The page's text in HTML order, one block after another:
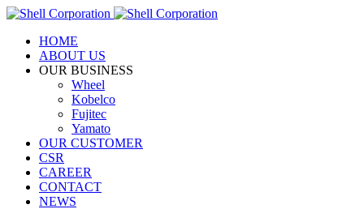
HOME
ABOUT US
OUR BUSINESS
Wheel
Kobelco
Fujitec
Yamato
OUR CUSTOMER
CSR
CAREER
CONTACT
NEWS